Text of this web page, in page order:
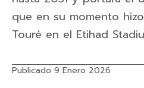
que en su momento
Touré en el Etihad
Publicado 9 Enero 2026